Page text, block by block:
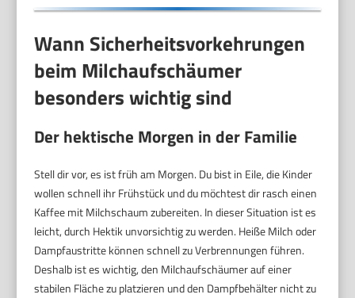
Wann Sicherheitsvorkehrungen
beim Milchaufschäumer
besonders wichtig sind
Der hektische Morgen in der Familie
Stell dir vor, es ist früh am Morgen. Du bist in Eile, die Kinder
wollen schnell ihr Frühstück und du möchtest dir rasch einen
Kaffee mit Milchschaum zubereiten. In dieser Situation ist es
leicht, durch Hektik unvorsichtig zu werden. Heiße Milch oder
Dampfaustritte können schnell zu Verbrennungen führen.
Deshalb ist es wichtig, den Milchaufschäumer auf einer
stabilen Fläche zu platzieren und den Dampfbehälter nicht zu